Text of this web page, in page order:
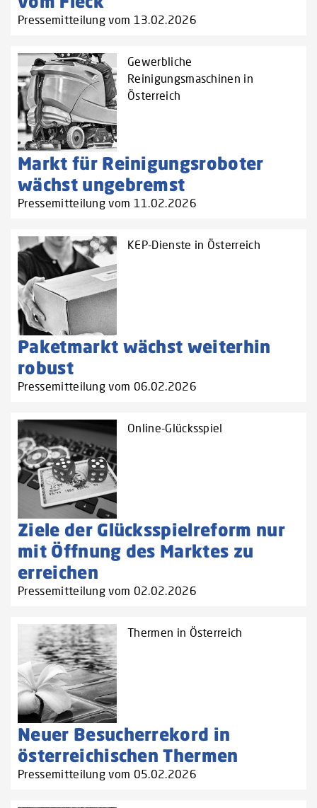
Pressemitteilung vom 13.02.2026
Gewerbliche
Reinigungsmaschinen in
Österreich
Markt für Reinigungsroboter
wächst ungebremst
Pressemitteilung vom 11.02.2026
KEP-Dienste in Österreich
Paketmarkt wächst weiterhin
robust
Pressemitteilung vom 06.02.2026
Online-Glücksspiel
Ziele der Glücksspielreform nur
mit Öffnung des Marktes zu
erreichen
Pressemitteilung vom 02.02.2026
Thermen in Österreich
Neuer Besucherrekord in
österreichischen Thermen
Pressemitteilung vom 05.02.2026